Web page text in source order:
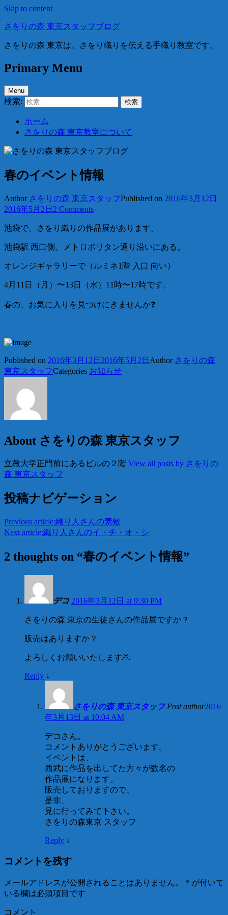
Skip to content
さをりの森 東京スタッフブログ
さをりの森 東京は、さをり織りを伝える手織り教室です。
Primary Menu
Menu
検索:
ホーム
さをりの森 東京教室について
春のイベント情報
Author さをりの森 東京スタッフPublished on 2016年3月12日
2016年5月2日 2 Comments
池袋で、さをり織りの作品展があります。
池袋駅 西口側、メトロポリタン通り沿いにある。
オレンジギャラリーで（ルミネ1階 入口 向い）
4月11日（月）〜13日（水）11時〜17時です。
春の、お気に入りを見つけにきませんか❓
Published on 2016年3月12日 2016年5月2日 Author さをりの森
東京スタッフCategories お知らせ
About さをりの森 東京スタッフ
立教大学正門前にあるビルの２階 View all posts by さをりの
森 東京スタッフ
投稿ナビゲーション
Previous article:織り人さんの素敵
Next article:織り人さんのイ・チ・オ・シ
2 thoughts on “春のイベント情報”
デコ 2016年3月12日 at 9:30 PM
さをりの森 東京の生徒さんの作品展ですか？
販売はありますか？
よろしくお願いいたします🙇
Reply ↓
さをりの森 東京スタッフ Post author2016
年3月13日 at 10:04 AM
デコさん。
コメントありがとうございます。
イベントは、
西武に作品を出してた方々が数名の
作品展になります。
販売しておりますので、
是非、
見に行ってみて下さい。
さをりの森東京 スタッフ
Reply ↓
コメントを残す
メールアドレスが公開されることはありません。 * が付いて
いる欄は必須項目です
コメント